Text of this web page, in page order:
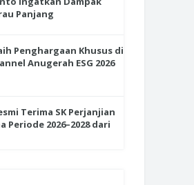
Panjang
Penghargaan Khusus di
Anugerah ESG 2026
Terima SK Perjanjian
Periode 2026–2028 dari